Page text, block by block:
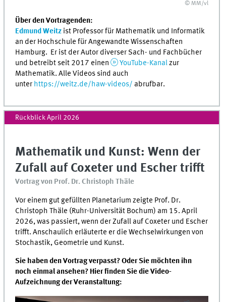
© MM/vl
Über den Vortragenden:
Edmund Weitz ist Professor für Mathematik und Informatik
an der Hochschule für Angewandte Wissenschaften
Hamburg. Er ist der Autor diverser Sach- und Fachbücher
und betreibt seit 2017 einen
YouTube-Kanalzur
Mathematik. Alle Videos sind auch
unter https://weitz.de/haw-videos/ abrufbar.
Rückblick April 2026
Mathematik und Kunst: Wenn der
Zufall auf Coxeter und Escher trifft
Vortrag von Prof. Dr. Christoph Thäle
Vor einem gut gefüllten Planetarium zeigte Prof. Dr.
Christoph Thäle (Ruhr-Universität Bochum) am 15. April
2026, was passiert, wenn der Zufall auf Coxeter und Escher
trifft. Anschaulich erläuterte er die Wechselwirkungen von
Stochastik, Geometrie und Kunst.
Sie haben den Vortrag verpasst? Oder Sie möchten ihn
noch einmal ansehen? Hier finden Sie die Video-
Aufzeichnung der Veranstaltung: